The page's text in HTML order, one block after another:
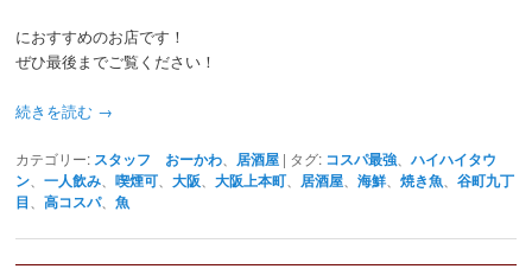
におすすめのお店です！
ぜひ最後までご覧ください！
続きを読む →
カテゴリー: スタッフ おーかわ、 居酒屋 | タグ: コスパ最強、ハイハイタウ
ン、一人飲み、喫煙可、大阪、大阪上本町、 居酒屋、海鮮、焼き魚、谷町九丁
目、高コスパ、魚